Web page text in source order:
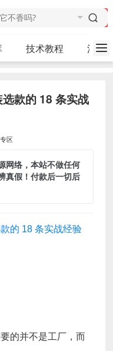
技术教程 活动
款的 18 条实战
区
网络，本站不做任何
真假！付款后一切后
的并不是工厂，而